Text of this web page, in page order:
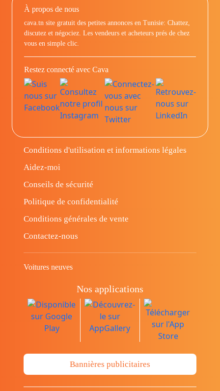
À propos de nous
cava.tn site gratuit des petites annonces en Tunisie: Chattez,
discutez et négociez. Les vendeurs et acheteurs prés de chez
vous en simple clic.
Restez connecté avec Cava
Conditions d'utilisation et informations légales
Aidez-moi
Conseils de sécurité
Politique de confidentialité
Conditions générales de vente
Contactez-nous
Voitures neuves
Nos applications
Bannières publicitaires